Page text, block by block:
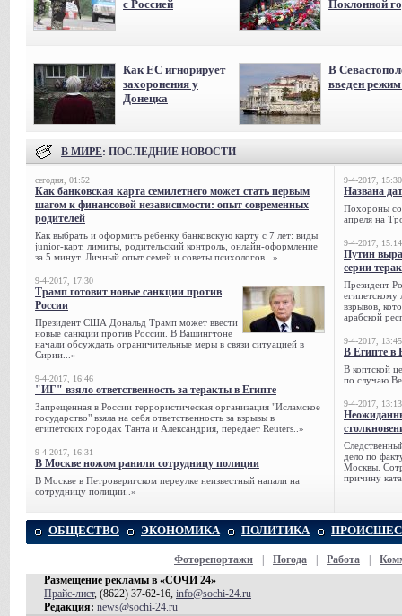
с Россией
Поклонной
Как ЕС игнорирует
захоронения у
Донецка
В
введен
В МИРЕ: ПОСЛЕДНИЕ НОВОСТИ
сегодня, 01:52
Как банковская карта семилетнего может стать первым
шагом к финансовой независимости: опыт современных
родителей
Как выбрать и оформить ребёнку банковскую карту с 7 лет: виды
junior-карт, лимиты, родительский контроль, онлайн-оформление
за 5 минут. Личный опыт семей и советы психологов...»
9-4-2017, 17:30
Трамп готовит новые санкции против
России
Президент США Дональд Трамп может ввести
новые санкции против России. В Вашингтоне
начали обсуждать ограничительные меры в связи ситуацией в
Сирии...»
9-4-2017, 16:46
"ИГ" взяло ответственность за теракты в Египте
Запрещенная в России террористическая организация "Исламское
государство" взяла на себя ответственность за взрывы в
египетских городах Танта и Александрия, передает Reuters..»
9-4-2017, 16:31
В Москве ножом ранили сотрудницу полиции
В Москве в Петроверигском переулке неизвестный напали на
сотрудницу полиции..»
9-4-2017, 15:30
Названа
Похороны
апреля на
9-4-2017, 15:14
Путин
серии
Президент
египетскому
взрывов,
арабской
9-4-2017, 13:45
В Египте в
В коптской
по случаю
9-4-2017, 13:13
дело по
Москвы.
причину
ОБЩЕСТВО ЭКОНОМИКА ПОЛИТИКА
Фоторепортажи Погода Работа
Размещение рекламы в «СОЧИ 24»
Прайс-лист, (8622) 37-62-16, info@sochi-24.ru
Редакция: news@sochi-24.ru